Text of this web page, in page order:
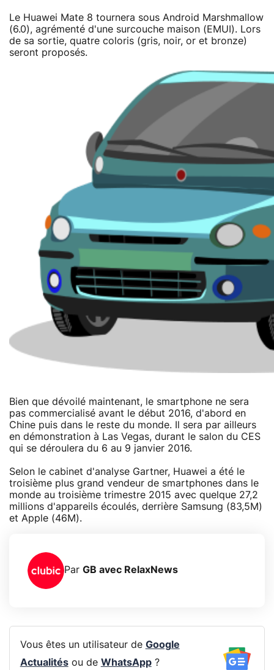
Le Huawei Mate 8 tournera sous Android Marshmallow
(6.0), agrémenté d'une surcouche maison (EMUI). Lors
de sa sortie, quatre coloris (gris, noir, or et bronze)
seront proposés.
Bien que dévoilé maintenant, le smartphone ne sera
pas commercialisé avant le début 2016, d'abord en
Chine puis dans le reste du monde. Il sera par ailleurs
en démonstration à Las Vegas, durant le salon du CES
qui se déroulera du 6 au 9 janvier 2016.
Selon le cabinet d'analyse Gartner, Huawei a été le
troisième plus grand vendeur de smartphones dans le
monde au troisième trimestre 2015 avec quelque 27,2
millions d'appareils écoulés, derrière Samsung (83,5M)
et Apple (46M).
Par GB avec RelaxNews
Vous êtes un utilisateur de Google
Actualitésou de WhatsApp?